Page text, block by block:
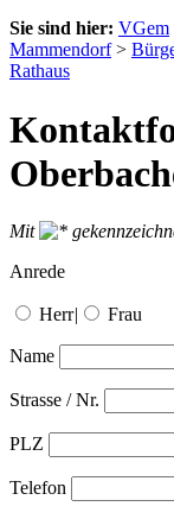
Sie sind hier: VGem
Mammendorf>
Rathaus
Mit
Anrede
Herr| Frau
Name
Strasse / Nr.
PLZ
Telefon